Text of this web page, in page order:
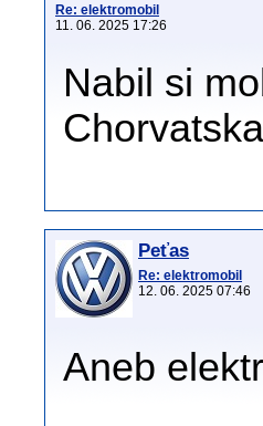
Re: elektromobil
11. 06. 2025 17:26
Nabil si
Chorvatska
Peťas
Re: elektromobil
12. 06. 2025 07:46
Aneb